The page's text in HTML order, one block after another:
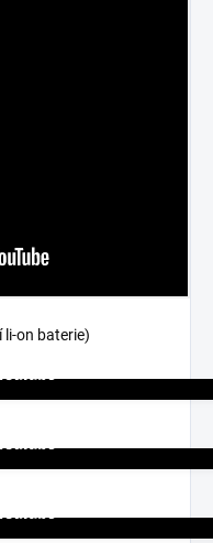
li-on baterie)